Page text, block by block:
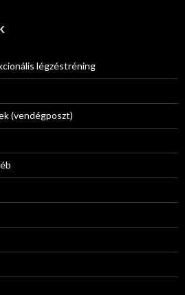
légzéstréning
(vendégposzt)